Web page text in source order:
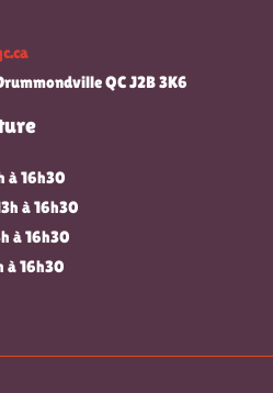
QC J2B 3K6
à 16h30
à 16h30
à 16h30
à 16h30